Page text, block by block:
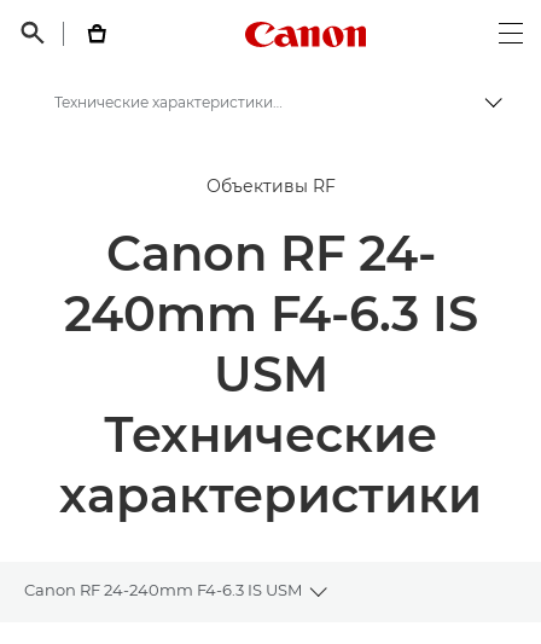
 
Canon Logo, back
Объективы для камер Canon
Объективы RF
Canon RF 24-
240mm F4-6.3 IS
USM
Технические
характеристики
Canon RF 24-240mm F4-6.3 IS USM
Toggle breadcrumbs